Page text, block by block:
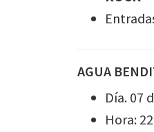
AGUA
Día. 07
Hora: